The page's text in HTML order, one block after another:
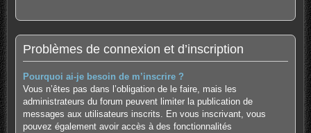
Problèmes de connexion et d’inscription
Pourquoi ai-je besoin de m’inscrire ?
Vous n’êtes pas dans l’obligation de le faire, mais les
administrateurs du forum peuvent limiter la publication de
messages aux utilisateurs inscrits. En vous inscrivant, vous
pouvez également avoir accès à des fonctionnalités